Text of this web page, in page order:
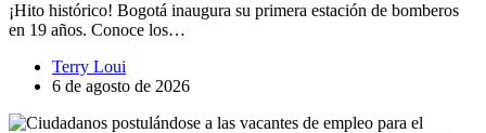
¡Hito histórico! Bogotá inaugura su primera estación de bomberos
en 19 años. Conoce los…
Terry Loui
6 de agosto de 2026